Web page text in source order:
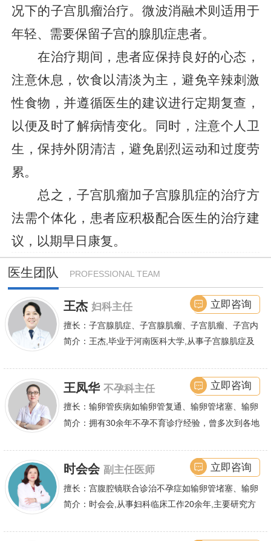
况下的子宫肌瘤治疗。微波消融术则适用于
年轻、需要保留子宫的腺肌症患者。
在治疗期间，患者应保持良好的心态，
注意休息，饮食以清淡为主，避免辛辣刺激
性食物，并遵循医生的建议进行定期复查，
以便及时了解病情变化。同时，注意个人卫
生，保持外阴清洁，避免剧烈运动和过度劳
累。
总之，子宫肌瘤加子宫腺肌症的治疗方
法需个体化，患者应积极配合医生的治疗建
议，以期早日康复。
医生团队 PROFESSIONAL TEAM
王杰 妇科主任
擅长：子宫腺肌症、子宫腺肌瘤、子宫肌瘤、子宫内
膜异位症等,长年致力于妇科微创手术及显微妇科手
卵管堵塞、输卵管复通、输卵管粘连等女性输卵管性
不孕及子宫性不孕、多囊卵巢等都有丰富诊疗经验
简介：王杰,毕业于河南医科大学,从事子宫腺肌症及
立即咨询
王凤华 不孕科主任
擅长：输卵管疾病如输卵管复通、输卵管堵塞、输卵
管积水、输卵管粘连;盆腔粘连、宫腔粘连、多囊卵
等;子宫畸形,发育不良,纵膈子宫,单角子宫,双角子宫,
幼稚子宫,始基子宫,特纳综合征等女性生殖道发育畸
形.并掌握各种领先的不孕症的手术与非手术疗法,尤
其对宫腹腔镜微创手术、四境一丝输卵管疏通术诊疗
简介：拥有30余年不孕不育诊疗经验，曾多次到各地
立即咨询
时会会 副主任医师
擅长：宫腹腔镜联合诊治不孕症如输卵管堵塞、输卵
管不通、输卵管积水、粘连等输卵管性不孕、多囊卵
子宫腺肌症、子宫肌瘤、子宫脱垂、尿失禁等也有丰
简介：时会会,从事妇科临床工作20余年,主要研究方
立即咨询